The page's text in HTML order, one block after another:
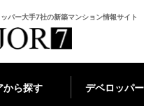
パー大手7社の新築マンション情報サイト
から探す デベロッパ